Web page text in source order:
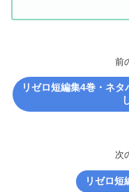
前
リゼロ短編集4巻・ネ
次
リゼロ短